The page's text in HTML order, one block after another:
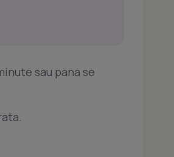
sau pana se